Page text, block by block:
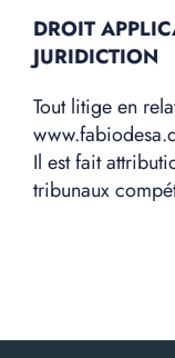
DROIT
JURIDICTION
Tout litige en
Il est fait
tribunaux